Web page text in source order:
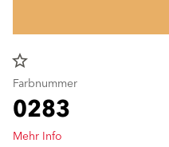
star_border
Farbnummer
0283
Mehr Info